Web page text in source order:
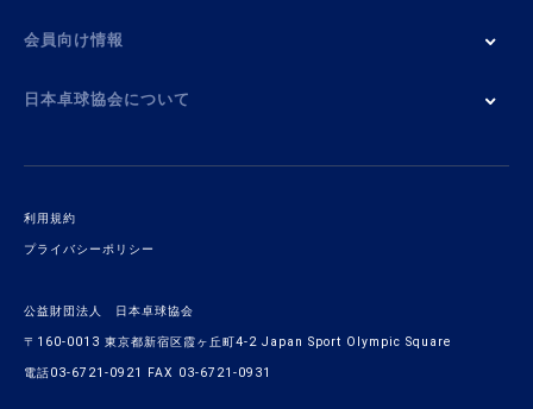
会員向け情報
日本卓球協会について
利用規約
プライバシーポリシー
公益財団法人 日本卓球協会
〒160-0013 東京都新宿区霞ヶ丘町4-2 Japan Sport Olympic Square
電話03-6721-0921 FAX 03-6721-0931